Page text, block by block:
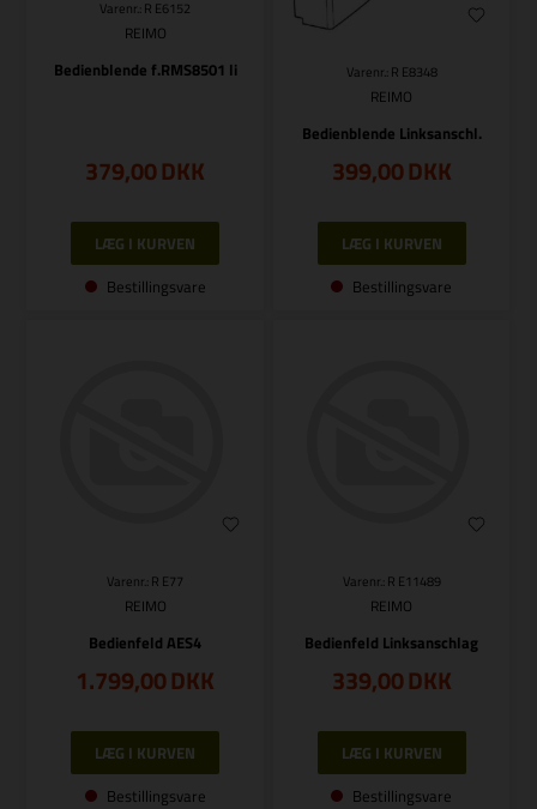
Varenr.: R E6152
REIMO
Bedienblende f.RMS8501 li
379,00DKK
Bestillingsvare
Varenr.: R E8348
REIMO
Bedienblende Linksanschl.
399,00DKK
Bestillingsvare
Varenr.: R E77
REIMO
Bedienfeld AES4
1.799,00DKK
Bestillingsvare
Varenr.: R E11489
REIMO
Bedienfeld Linksanschlag
339,00DKK
Bestillingsvare